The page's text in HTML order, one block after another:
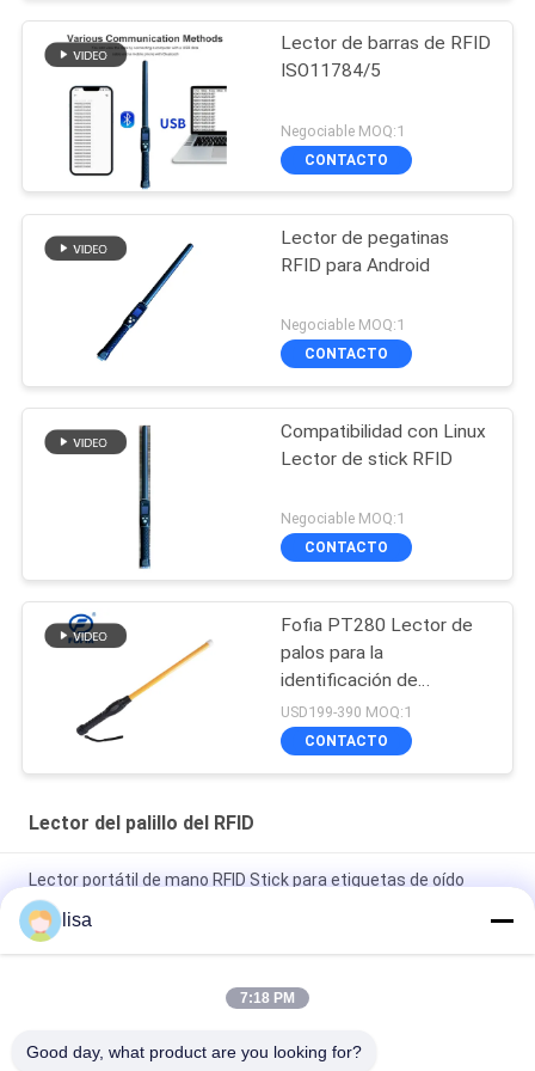
Lector de barras de RFID
ISO11784/5
Negociable MOQ:1
CONTACTO
Lector de pegatinas
RFID para Android
Negociable MOQ:1
CONTACTO
Compatibilidad con Linux
Lector de stick RFID
Negociable MOQ:1
CONTACTO
Fofia PT280 Lector de
palos para la
identificación de
etiquetas auditivas de
ganado
USD199-390 MOQ:1
CONTACTO
Lector del palillo del RFID
Lector portátil de mano RFID Stick para etiquetas de oído
electrónicas para animales
Lector de etiquetas RFID profesional para ganado PT290 con
almacenamiento de datos en pantalla OLED
la pantalla de 128 * 32 OLED
lisa
7:18 PM
Good day, what product are you looking for?